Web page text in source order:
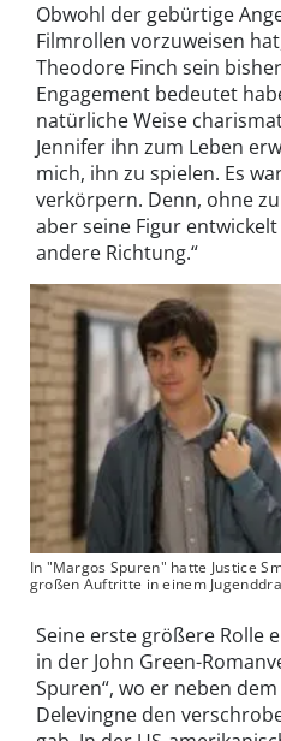
Obwohl der gebürtige
Filmrollen vorzuweisen
Theodore Finch sein
Engagement bedeutet
natürliche Weise
Jennifer ihn zum Leben
mich, ihn zu spielen. Es
verkörpern. Denn, ohne
aber seine Figur
andere Richtung.“
In "Margos Spuren" hatte Justice
großen Auftritte in einem
Seine erste größere Rolle
in der John Green-
Spuren“, wo er neben
Delevingne den